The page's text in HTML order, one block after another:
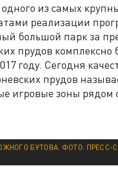
одного из самых
реализации
большой парк за
прудов комплексно
году. Сегодня
прудов
игровые зоны
БУТОВА. ФОТО: ПРЕСС-